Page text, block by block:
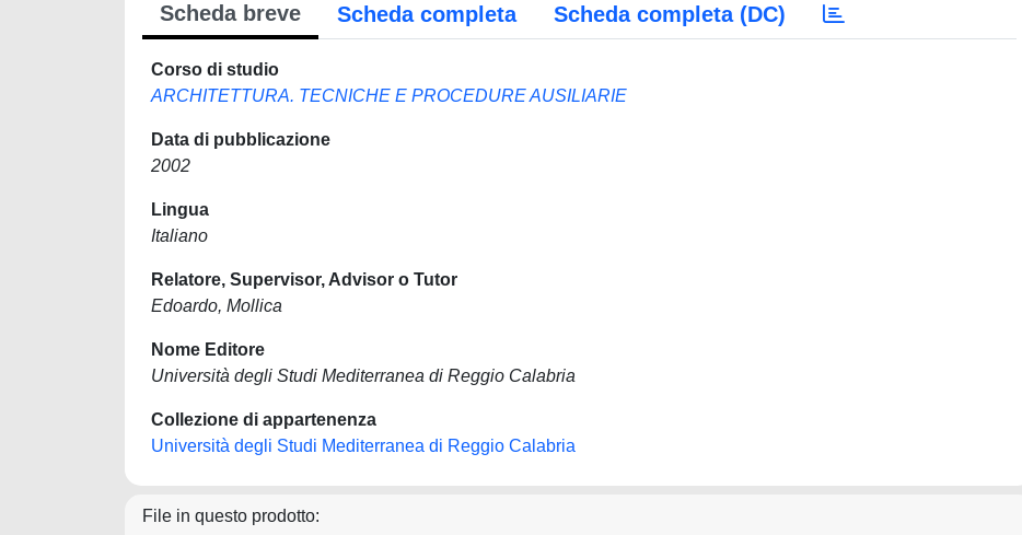
Scheda breve Scheda completa Scheda completa (DC)
Corso di studio
ARCHITETTURA. TECNICHE E PROCEDURE AUSILIARIE
Data di pubblicazione
2002
Lingua
Italiano
Relatore, Supervisor, Advisor o Tutor
Edoardo, Mollica
Nome Editore
Università degli Studi Mediterranea di Reggio Calabria
Collezione di appartenenza
Università degli Studi Mediterranea di Reggio Calabria
File in questo prodotto: